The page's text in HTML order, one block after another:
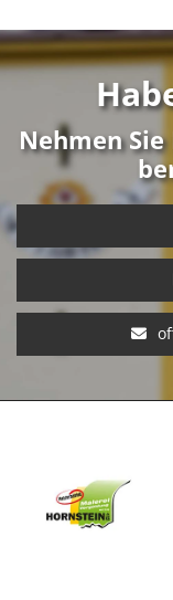
Nehmen